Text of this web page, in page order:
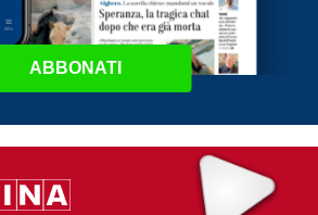
ABBONATI